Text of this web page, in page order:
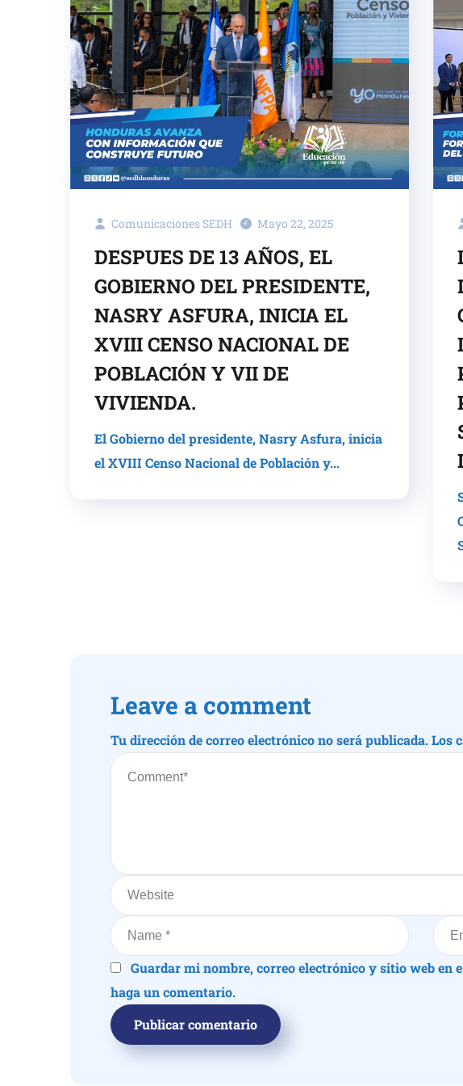
Comunicaciones SEDH Mayo 22, 2025
DESPUES DE 13 AÑOS, EL
GOBIERNO DEL PRESIDENTE,
NASRY ASFURA, INICIA EL
XVIII CENSO NACIONAL DE
POBLACIÓN Y VII DE
VIVIENDA.
El Gobierno del presidente, Nasry Asfura, inicia
el XVIII Censo Nacional de Población y...
Leave a comment
Tu dirección de correo electrónico no será publicada.Los
Guardar mi nombre, correo electrónico y sitio web en
haga un comentario.